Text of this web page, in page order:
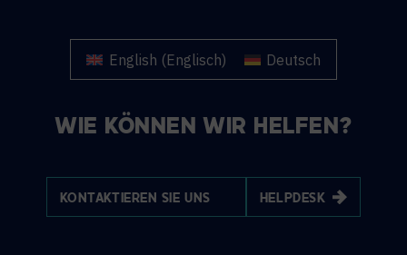
English (Englisch) Deutsch
WIE KÖNNEN WIR HELFEN?
KONTAKTIEREN SIE UNS HELPDESK